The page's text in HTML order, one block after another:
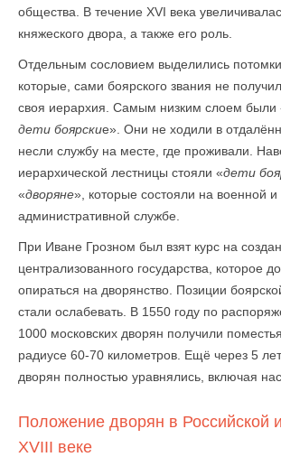
общества. В течение XVI века
княжеского двора, а также его роль.
Отдельным сословием выделились
которые, сами боярского звания не
своя иерархия. Самым низким слоем были
дети боярские». Они не ходили в
несли службу на месте, где проживали.
иерархической лестницы стояли «дети
«дворяне», которые состояли на военной и
административной службе.
При Иване Грозном был взят курс на
централизованного государства, которое
опираться на дворянство. Позиции
стали ослабевать. В 1550 году по
1000 московских дворян получили
радиусе 60-70 километров. Ещё через 5
дворян полностью уравнялись, включая
Положение дворян в Российской
XVIII веке